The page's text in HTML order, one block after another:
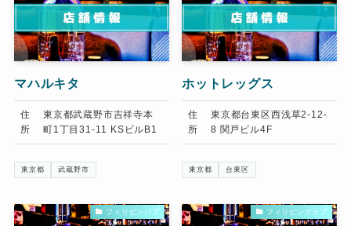
マハルキタ
住
所
東京都武蔵野市吉祥寺本
町1丁目31-11 KSビルB1
東京都 武蔵野市
ホットレッグス
住
所
東京都台東区西浅草2-12-
8 関戸ビル4F
東京都 台東区
フィリピンパブ フィリピンクラブ